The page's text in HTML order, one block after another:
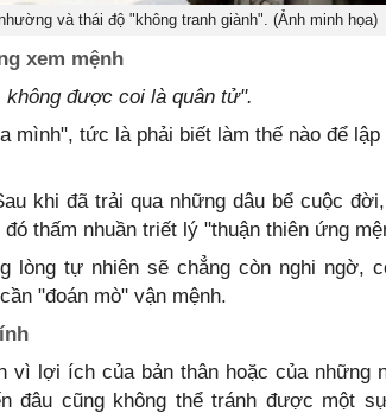
và thái độ "không tranh giành". (Ảnh minh họa)
xem mệnh
được coi là quân tử".
mình", tức là phải biết làm thế nào để lập
khi đã trải qua những dâu bể cuộc
thấm nhuần triết lý "thuận thiên ứng
lòng tự nhiên sẽ chẳng còn nghi ngờ,
"đoán mò" vận mệnh.
vì lợi ích của bản thân hoặc của những
đâu cũng không thể tránh được một